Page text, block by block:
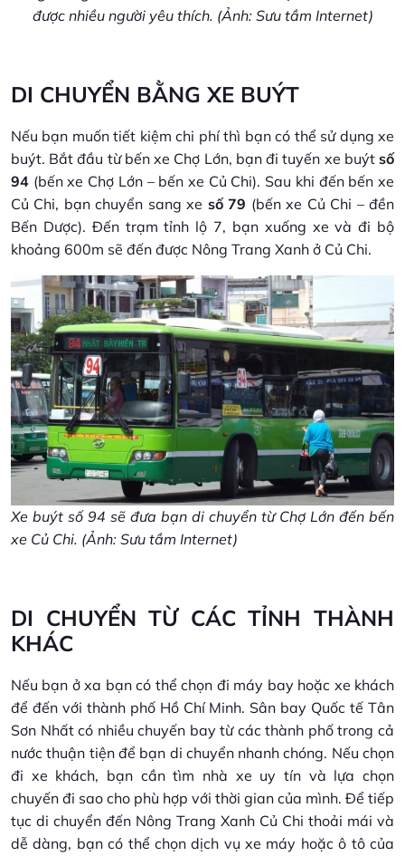
được nhiều người yêu thích. (Ảnh: Sưu tầm Internet)
DI CHUYỂN BẰNG XE BUÝT
Nếu bạn muốn tiết kiệm chi phí thì bạn có thể sử dụng xe
buýt. Bắt đầu từ bến xe Chợ Lớn, bạn đi tuyến xe buýt số
94 (bến xe Chợ Lớn – bến xe Củ Chi). Sau khi đến bến xe
Củ Chi, bạn chuyển sang xe số 79 (bến xe Củ Chi – đền
Bến Dược). Đến trạm tỉnh lộ 7, bạn xuống xe và đi bộ
khoảng 600m sẽ đến được Nông Trang Xanh ở Củ Chi.
Xe buýt số 94 sẽ đưa bạn di chuyển từ Chợ Lớn đến bến
xe Củ Chi. (Ảnh: Sưu tầm Internet)
DI CHUYỂN TỪ CÁC TỈNH THÀNH
KHÁC
Nếu bạn ở xa bạn có thể chọn đi máy bay hoặc xe khách
để đến với thành phố Hồ Chí Minh. Sân bay Quốc tế Tân
Sơn Nhất có nhiều chuyến bay từ các thành phố trong cả
nước thuận tiện để bạn di chuyển nhanh chóng. Nếu chọn
đi xe khách, bạn cần tìm nhà xe uy tín và lựa chọn
chuyến đi sao cho phù hợp với thời gian của mình. Để tiếp
tục di chuyển đến Nông Trang Xanh Củ Chi thoải mái và
dễ dàng, bạn có thể chọn dịch vụ xe máy hoặc ô tô của